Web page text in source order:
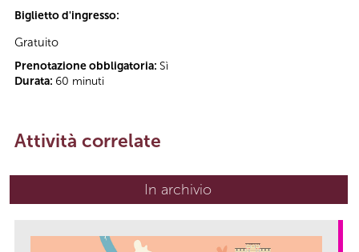
Biglietto d'ingresso:
Gratuito
Prenotazione obbligatoria: Sì
Durata: 60 minuti
Attività correlate
In archivio